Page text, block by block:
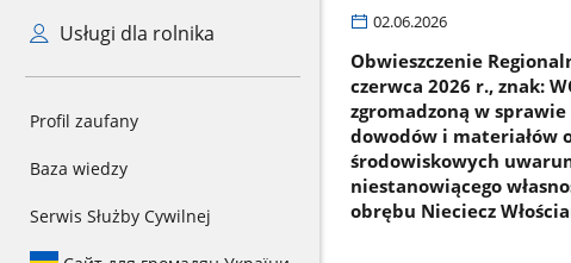
Usługi dla rolnika
Profil zaufany
Baza wiedzy
Serwis Służby Cywilnej
02.06.2026
Obwieszczenie
czerwca 2026 r., znak:
zgromadzoną w
dowodów i materiałów
środowiskowych
niestanowiącego
obrębu Nieciecz